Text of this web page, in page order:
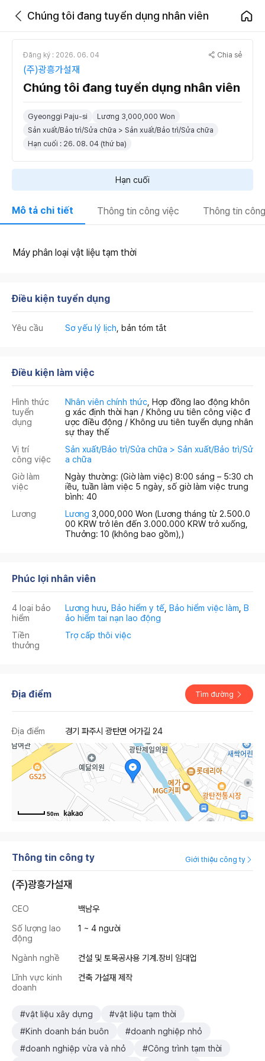
Chúng tôi đang tuyển dụng nhân viên
Đăng ký : 2026. 06. 04 Chia sẻ
(주)광흥가설재
Chúng tôi đang tuyển dụng nhân viên
Gyeonggi Paju-si
Lương 3,000,000 Won
Sản xuất/Bảo trì/Sửa chữa > Sản xuất/Bảo trì/Sửa chữa
Hạn cuối : 26. 08. 04 (thứ ba)
Hạn cuối
Mô tả chi tiết Thông tin công việc Thông tin
Máy phân loại vật liệu tạm thời
Điều kiện tuyển dụng
Yêu cầu Sơ yếu lý lịch , bản tóm tắt
Điều kiện làm việc
Hình thức
tuyển
dụng
Nhân viên chính thức , Hợp đồng lao động khôn
g xác định thời hạn / Không ưu tiên công việc đ
ược điều động / Không ưu tiên tuyển dụng nhân
sự thay thế
Vị trí
công việc
Sản xuất/Bảo trì/Sửa chữa > Sản xuất/Bảo trì/Sử
a chữa
Giờ làm
việc
Ngày thường: (Giờ làm việc) 8:00 sáng – 5:30 ch
iều, tuần làm việc 5 ngày, số giờ làm việc trung
bình: 40
Lương
Lương 3,000,000 Won (Lương tháng từ 2.500.0
00 KRW trở lên đến 3.000.000 KRW trở xuống,
Thưởng: 10 (không bao gồm),)
Phúc lợi nhân viên
4 loại bảo
hiểm
Lương hưu Bảo hiểm y tế Bảo hiểm việc làm B
ảo hiểm tai nạn lao động
Tiền
thưởng
Trợ cấp thôi việc
Địa điểm Tìm đường
Địa điểm 경기 파주시 광탄면 어가길 24
50m
Thông tin công ty Giới thiệu công ty
(주)광흥가설재
CEO
백남우
Số lượng lao
động
1 ~ 4 người
Ngành nghề
건설 및 토목공사용 기계․장비 임대업
Lĩnh vực kinh
doanh
건축 가설재 제작
#vật liệu xây dựng
#vật liệu tạm thời
#Kinh doanh bán buôn
#doanh nghiệp nhỏ
#doanh nghiệp vừa và nhỏ
#Công trình tạm thời